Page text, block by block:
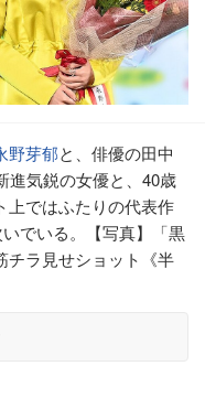
野芽郁と、俳優の田中
進気鋭の女優と、40歳
上ではふたりの代表作
でいる。【写真】「黒
チラ見せショット《半